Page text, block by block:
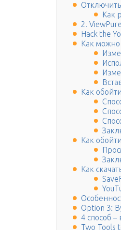
Как
2. ViewPure
Hack the
Как можно
Как
Как
Как
Option 3:
4 способ –
Two Tools